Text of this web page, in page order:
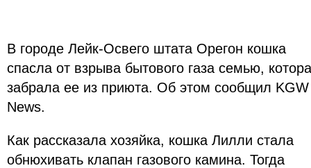
В городе Лейк-Освего штата Орегон кошка
спасла от взрыва бытового газа семью,
забрала ее из приюта. Об этом сообщил KGW
News.
Как рассказала хозяйка, кошка Лилли стала
обнюхивать клапан газового камина. Тогда